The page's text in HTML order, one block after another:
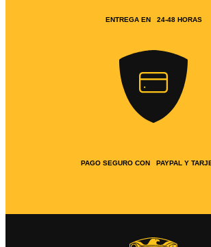
ENTREGA EN 24-48 HORAS
PAGO SEGURO CON PAYPAL Y